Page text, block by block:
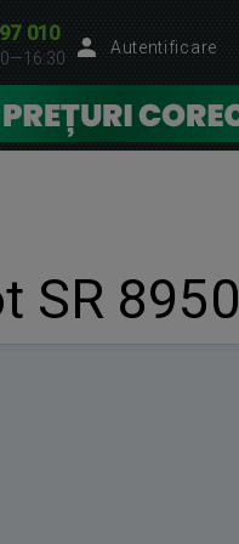
010
Autentificare
SR 8950